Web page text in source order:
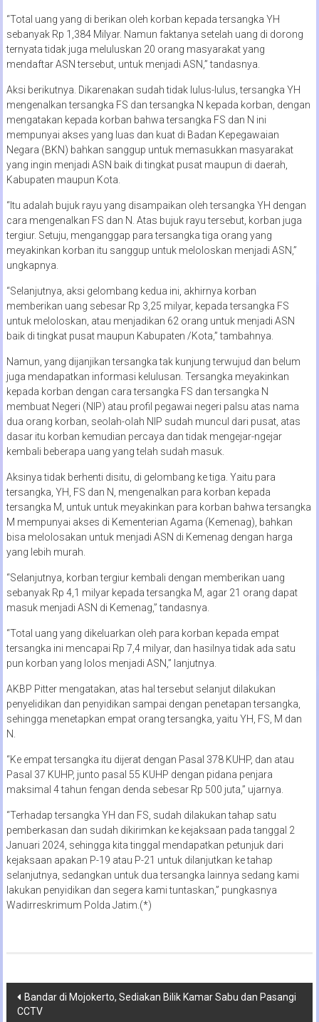
“Total uang yang di berikan oleh korban kepada tersangka YH
sebanyak Rp 1,384 Milyar. Namun faktanya setelah uang di dorong
ternyata tidak juga meluluskan 20 orang masyarakat yang
mendaftar ASN tersebut, untuk menjadi ASN,” tandasnya.
Aksi berikutnya. Dikarenakan sudah tidak lulus-lulus, tersangka YH
mengenalkan tersangka FS dan tersangka N kepada korban, dengan
mengatakan kepada korban bahwa tersangka FS dan N ini
mempunyai akses yang luas dan kuat di Badan Kepegawaian
Negara (BKN) bahkan sanggup untuk memasukkan masyarakat
yang ingin menjadi ASN baik di tingkat pusat maupun di daerah,
Kabupaten maupun Kota.
“Itu adalah bujuk rayu yang disampaikan oleh tersangka YH dengan
cara mengenalkan FS dan N. Atas bujuk rayu tersebut, korban juga
tergiur. Setuju, menganggap para tersangka tiga orang yang
meyakinkan korban itu sanggup untuk meloloskan menjadi ASN,”
ungkapnya.
“Selanjutnya, aksi gelombang kedua ini, akhirnya korban
memberikan uang sebesar Rp 3,25 milyar, kepada tersangka FS
untuk meloloskan, atau menjadikan 62 orang untuk menjadi ASN
baik di tingkat pusat maupun Kabupaten /Kota,” tambahnya.
Namun, yang dijanjikan tersangka tak kunjung terwujud dan belum
juga mendapatkan informasi kelulusan. Tersangka meyakinkan
kepada korban dengan cara tersangka FS dan tersangka N
membuat Negeri (NIP) atau profil pegawai negeri palsu atas nama
dua orang korban, seolah-olah NIP sudah muncul dari pusat, atas
dasar itu korban kemudian percaya dan tidak mengejar-ngejar
kembali beberapa uang yang telah sudah masuk.
Aksinya tidak berhenti disitu, di gelombang ke tiga. Yaitu para
tersangka, YH, FS dan N, mengenalkan para korban kepada
tersangka M, untuk untuk meyakinkan para korban bahwa tersangka
M mempunyai akses di Kementerian Agama (Kemenag), bahkan
bisa melolosakan untuk menjadi ASN di Kemenag dengan harga
yang lebih murah.
“Selanjutnya, korban tergiur kembali dengan memberikan uang
sebanyak Rp 4,1 milyar kepada tersangka M, agar 21 orang dapat
masuk menjadi ASN di Kemenag,” tandasnya.
“Total uang yang dikeluarkan oleh para korban kepada empat
tersangka ini mencapai Rp 7,4 milyar, dan hasilnya tidak ada satu
pun korban yang lolos menjadi ASN,” lanjutnya.
AKBP Pitter mengatakan, atas hal tersebut selanjut dilakukan
penyelidikan dan penyidikan sampai dengan penetapan tersangka,
sehingga menetapkan empat orang tersangka, yaitu YH, FS, M dan
N.
“Ke empat tersangka itu dijerat dengan Pasal 378 KUHP, dan atau
Pasal 37 KUHP, junto pasal 55 KUHP dengan pidana penjara
maksimal 4 tahun fengan denda sebesar Rp 500 juta,” ujarnya.
“Terhadap tersangka YH dan FS, sudah dilakukan tahap satu
pemberkasan dan sudah dikirimkan ke kejaksaan pada tanggal 2
Januari 2024, sehingga kita tinggal mendapatkan petunjuk dari
kejaksaan apakan P-19 atau P-21 untuk dilanjutkan ke tahap
selanjutnya, sedangkan untuk dua tersangka lainnya sedang kami
lakukan penyidikan dan segera kami tuntaskan,” pungkasnya
Wadirreskrimum Polda Jatim.(*)
Navigasi
Bandar di Mojokerto, Sediakan Bilik Kamar Sabu dan Pasangi
CCTV